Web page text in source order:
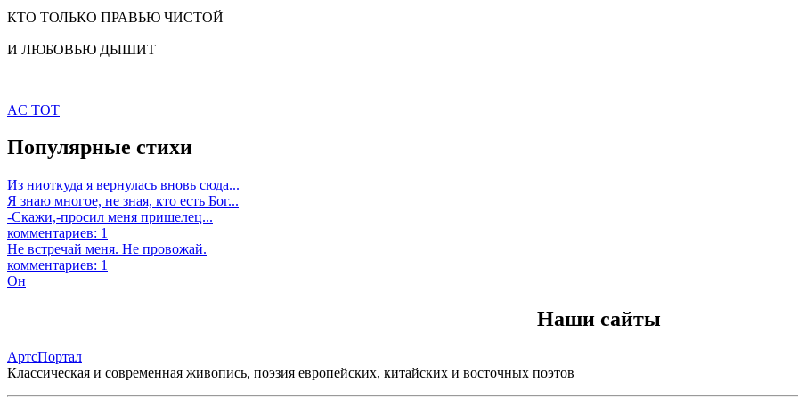
КТО ТОЛЬКО ПРАВЬЮ ЧИСТОЙ
И ЛЮБОВЬЮ ДЫШИТ
AC TOT
Популярные стихи
Из ниоткуда я вернулась вновь сюда...
Я знаю многое, не зная, кто есть Бог...
-Скажи,-просил меня пришелец...
комментариев: 1
Не встречай меня. Не провожай.
комментариев: 1
Он
Наши сайты
АртсПортал
Классическая и современная живопись, поэзия европейских, китайских и восточных поэтов